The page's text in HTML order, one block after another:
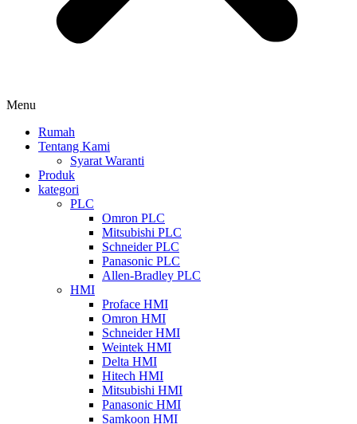
Menu
Rumah
Tentang Kami
Syarat Waranti
Produk
kategori
PLC
Omron PLC
Mitsubishi PLC
Schneider PLC
Panasonic PLC
Allen-Bradley PLC
HMI
Proface HMI
Omron HMI
Schneider HMI
Weintek HMI
Delta HMI
Hitech HMI
Mitsubishi HMI
Panasonic HMI
Samkoon HMI